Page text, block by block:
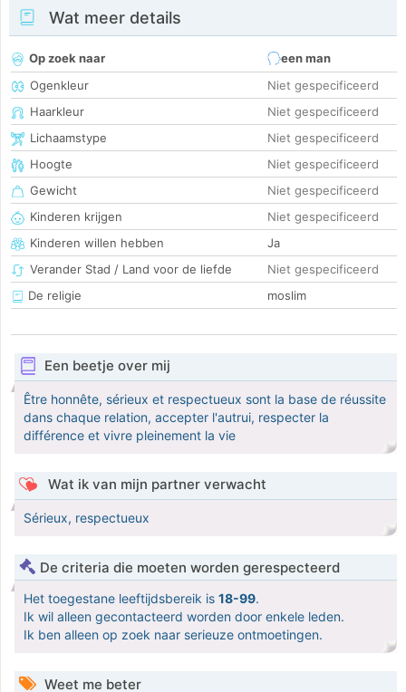
Wat meer details
Op zoek naar
een man
Ogenkleur
Niet gespecificeerd
Haarkleur
Niet gespecificeerd
Lichaamstype
Niet gespecificeerd
Hoogte
Niet gespecificeerd
Gewicht
Niet gespecificeerd
Kinderen krijgen
Niet gespecificeerd
Kinderen willen hebben
Ja
Verander Stad / Land voor de liefde
Niet gespecificeerd
De religie
moslim
Een beetje over mij
Être honnête, sérieux et respectueux sont la base de réussite
dans chaque relation, accepter l'autrui, respecter la
différence et vivre pleinement la vie
Wat ik van mijn partner verwacht
Sérieux, respectueux
De criteria die moeten worden gerespecteerd
Het toegestane leeftijdsbereik is 18-99.
Ik wil alleen gecontacteerd worden door enkele leden.
Ik ben alleen op zoek naar serieuze ontmoetingen.
Weet me beter